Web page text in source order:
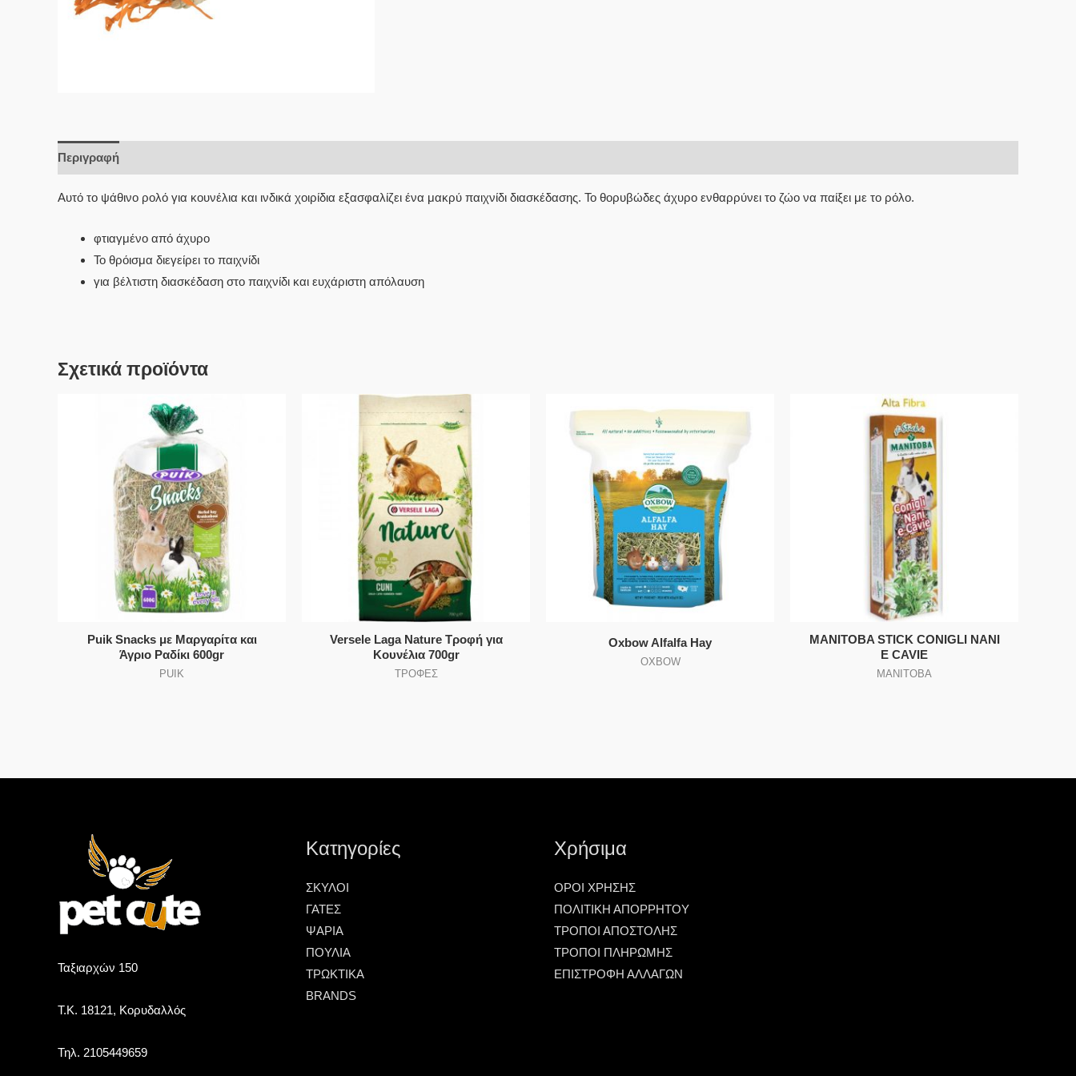
Περιγραφή
Αυτό το ψάθινο ρολό για κουνέλια και ινδικά χοιρίδια εξασφαλίζει ένα μακρύ παιχνίδι διασκέδασης. Το θορυβώδες άχυρο ενθαρρύνει το ζώο να παίξει με το ρόλο.
φτιαγμένο από άχυρο
Το θρόισμα διεγείρει το παιχνίδι
για βέλτιστη διασκέδαση στο παιχνίδι και ευχάριστη απόλαυση
Σχετικά προϊόντα
Puik Snacks με Μαργαρίτα και
Άγριο Ραδίκι 600gr
PUIK
Versele Laga Nature Τροφή για
Κουνέλια 700gr
ΤΡΟΦΕΣ
Oxbow Alfalfa Hay
OXBOW
MANITOBA STICK CONIGLI NANI
E CAVIE
MANITOBA
Ταξιαρχών 150
Τ.Κ. 18121, Κορυδαλλός
Τηλ. 2105449659
Κατηγορίες
ΣΚΥΛΟΙ
ΓΑΤΕΣ
ΨΑΡΙΑ
ΠΟΥΛΙΑ
ΤΡΩΚΤΙΚΑ
BRANDS
Χρήσιμα
ΟΡΟΙ ΧΡΗΣΗΣ
ΠΟΛΙΤΙΚΗ ΑΠΟΡΡΗΤΟΥ
ΤΡΟΠΟΙ ΑΠΟΣΤΟΛΗΣ
ΤΡΟΠΟΙ ΠΛΗΡΩΜΗΣ
ΕΠΙΣΤΡΟΦΗ ΑΛΛΑΓΩΝ